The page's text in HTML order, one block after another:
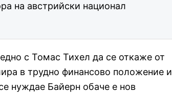
на австрийски национал
с Томас Тихел да се откаже от
в трудно финансово положение и
нуждае Байерн обаче е нов